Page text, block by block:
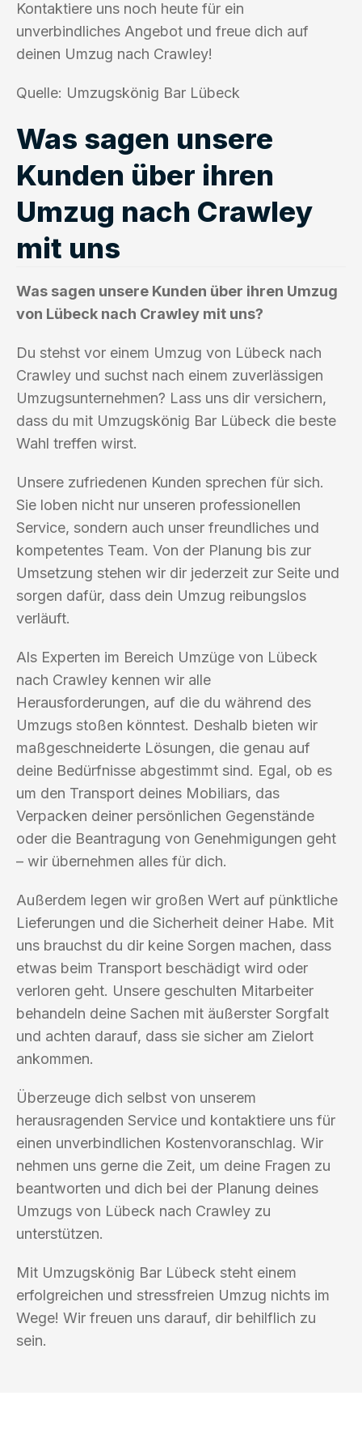
Kontaktiere uns noch heute für ein
unverbindliches Angebot und freue dich auf
deinen Umzug nach Crawley!
Quelle: Umzugskönig Bar Lübeck
Was sagen unsere
Kunden über ihren
Umzug nach Crawley
mit uns
Was sagen unsere Kunden über ihren Umzug
von Lübeck nach Crawley mit uns?
Du stehst vor einem Umzug von Lübeck nach
Crawley und suchst nach einem zuverlässigen
Umzugsunternehmen? Lass uns dir versichern,
dass du mit Umzugskönig Bar Lübeck die beste
Wahl treffen wirst.
Unsere zufriedenen Kunden sprechen für sich.
Sie loben nicht nur unseren professionellen
Service, sondern auch unser freundliches und
kompetentes Team. Von der Planung bis zur
Umsetzung stehen wir dir jederzeit zur Seite und
sorgen dafür, dass dein Umzug reibungslos
verläuft.
Als Experten im Bereich Umzüge von Lübeck
nach Crawley kennen wir alle
Herausforderungen, auf die du während des
Umzugs stoßen könntest. Deshalb bieten wir
maßgeschneiderte Lösungen, die genau auf
deine Bedürfnisse abgestimmt sind. Egal, ob es
um den Transport deines Mobiliars, das
Verpacken deiner persönlichen Gegenstände
oder die Beantragung von Genehmigungen geht
– wir übernehmen alles für dich.
Außerdem legen wir großen Wert auf pünktliche
Lieferungen und die Sicherheit deiner Habe. Mit
uns brauchst du dir keine Sorgen machen, dass
etwas beim Transport beschädigt wird oder
verloren geht. Unsere geschulten Mitarbeiter
behandeln deine Sachen mit äußerster Sorgfalt
und achten darauf, dass sie sicher am Zielort
ankommen.
Überzeuge dich selbst von unserem
herausragenden Service und kontaktiere uns für
einen unverbindlichen Kostenvoranschlag. Wir
nehmen uns gerne die Zeit, um deine Fragen zu
beantworten und dich bei der Planung deines
Umzugs von Lübeck nach Crawley zu
unterstützen.
Mit Umzugskönig Bar Lübeck steht einem
erfolgreichen und stressfreien Umzug nichts im
Wege! Wir freuen uns darauf, dir behilflich zu
sein.